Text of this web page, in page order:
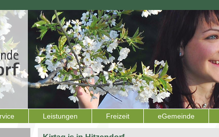
Leistungen Freizeit eGemeinde